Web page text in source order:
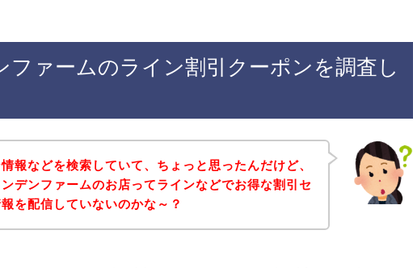
ファームのライン割引クーポンを調査し
報などを検索していて、ちょっと思ったんだけど、
デンファームのお店ってラインなどでお得な割引セ
を配信していないのかな～？